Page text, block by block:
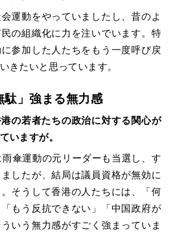
運動をやっていましたし、昔のよ
の組織化に力を注いでいます。特
参加した人たちをもう一度呼び戻
きたいと思っています。
駄」強まる無力感
の若者たちの政治に対する関心が
いますが。
傘運動の元リーダーも当選し、す
したが、結局は議員資格が無効に
そうして香港の人たちには、「何
もう反抗できない」「中国政府が
いう無力感がすごく強まっていま